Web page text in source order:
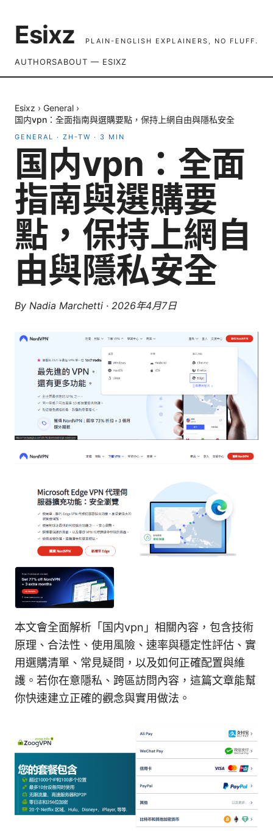
Esixz PLAIN-ENGLISH EXPLAINERS, NO FLUFF.
AUTHORSABOUT — ESIXZ
Esixz › General ›
国内vpn：全面指南與選購要點，保持上網自由與隱私安全
GENERAL · ZH-TW · 3 MIN
国内vpn：全面
指南與選購要
點，保持上網自
由與隱私安全
By Nadia Marchetti · 2026年4月7日
本文會全面解析「国内vpn」相關內容，包含技術
原理、合法性、使用風險、速率與穩定性評估、實
用選購清單、常見疑問，以及如何正確配置與維
護。若你在意隱私、跨區訪問內容，這篇文章能幫
你快速建立正確的觀念與實用做法。